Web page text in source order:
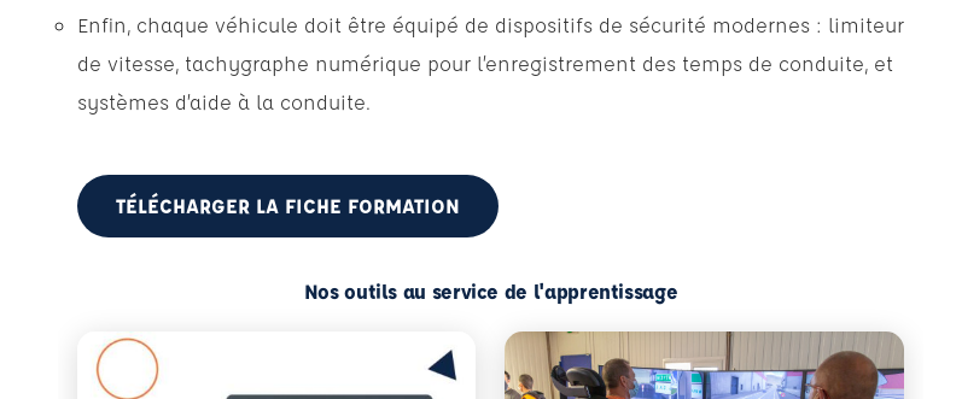
Enfin, chaque véhicule doit être équipé de dispositifs de sécurité modernes : limiteur
de vitesse, tachygraphe numérique pour l’enregistrement des temps de conduite, et
systèmes d’aide à la conduite.
TÉLÉCHARGER LA FICHE FORMATION
Nos outils au service de l'apprentissage